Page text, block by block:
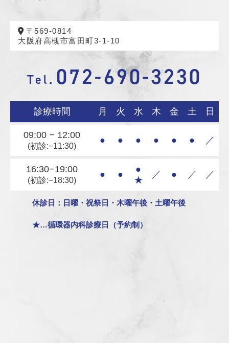
〒569-0814
大阪府高槻市富田町3-1-10
Tel. 072-690-3230
診療時間 月 火 水 木 金 土 日
09:00 − 12:00
(初診:−11:30)
● ● ● ● ● ● ／
16:30−19:00
(初診:−18:30)
● ●
●
★
／ ● ／ ／
休診日：日曜・祝祭日・木曜午後・土曜午後
★…循環器内科診療日（予約制）